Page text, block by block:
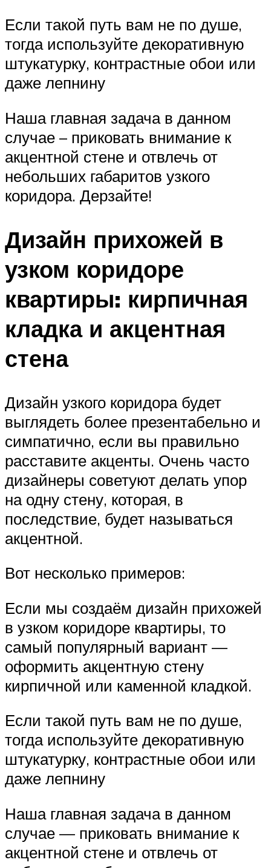
Если такой путь вам не по душе,
тогда используйте декоративную
штукатурку, контрастные обои или
даже лепнину
Наша главная задача в данном
случае – приковать внимание к
акцентной стене и отвлечь от
небольших габаритов узкого
коридора. Дерзайте!
Дизайн прихожей в
узком коридоре
квартиры: кирпичная
кладка и акцентная
стена
Дизайн узкого коридора будет
выглядеть более презентабельно и
симпатично, если вы правильно
расставите акценты. Очень часто
дизайнеры советуют делать упор
на одну стену, которая, в
последствие, будет называться
акцентной.
Вот несколько примеров:
Если мы создаём дизайн прихожей
в узком коридоре квартиры, то
самый популярный вариант —
оформить акцентную стену
кирпичной или каменной кладкой.
Если такой путь вам не по душе,
тогда используйте декоративную
штукатурку, контрастные обои или
даже лепнину
Наша главная задача в данном
случае — приковать внимание к
акцентной стене и отвлечь от